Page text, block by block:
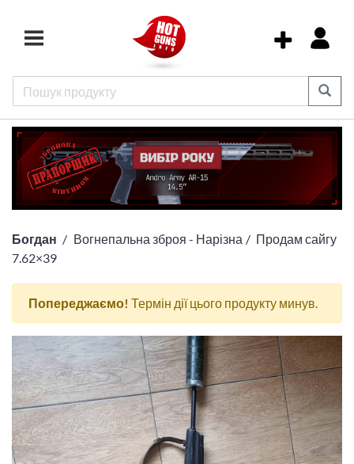
Богдан Вогнепальна зброя - Нарізна
Продам сайгу
7.62×39
Попереджаємо! Термін дії цього продукту минув.